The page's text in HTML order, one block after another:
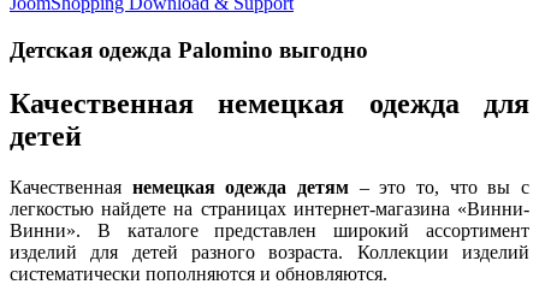
Детская одежда Palomino выгодно
Качественная немецкая одежда для
детей
Качественная немецкая одежда детям – это то, что вы с
легкостью найдете на страницах интернет-магазина «Винни-
Винни». В каталоге представлен широкий ассортимент
изделий для детей разного возраста. Коллекции изделий
систематически пополняются и обновляются.